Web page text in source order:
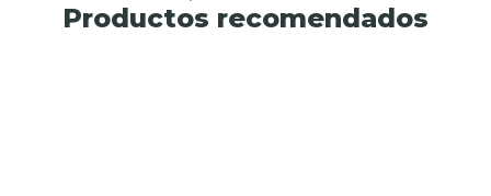
Productos recomendados